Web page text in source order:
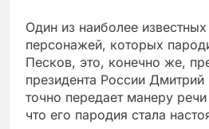
Один из наиболее
персонажей, которых
Песков, это, конечно же,
президента России
точно передает манеру
что его пародия стала